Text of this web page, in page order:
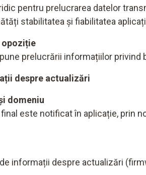
pentru prelucrarea datelor
stabilitatea și fiabilitatea
opoziție
prelucrării informațiilor
despre actualizări
domeniu
este notificat în aplicație, prin
informații despre actualizări